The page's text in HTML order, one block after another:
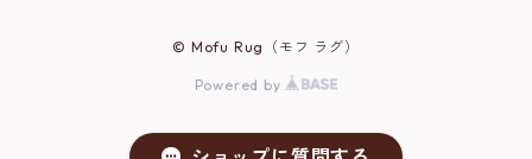
シロハラインコ
© Mofu Rug（モフ ラグ）
Powered by